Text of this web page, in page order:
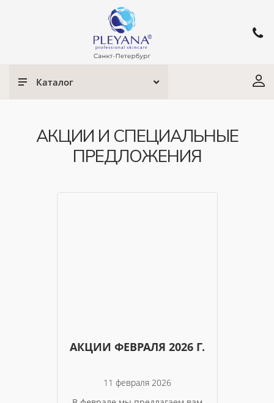
Каталог
АКЦИИ И СПЕЦИАЛЬНЫЕ
ПРЕДЛОЖЕНИЯ
АКЦИИ ФЕВРАЛЯ 2026 Г.
11 февраля 2026